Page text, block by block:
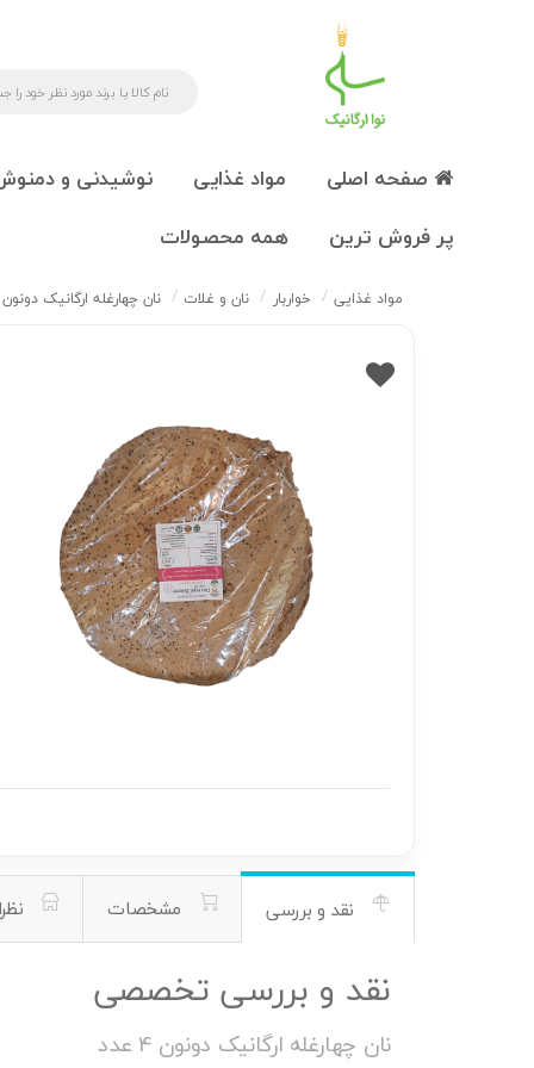
صفحه اصلی مواد غذایی نوشیدنی و
پر فروش ترین
همه محصولات
مواد غذایی خواربار نان و غلات نان چهارغله ارگانیک دونون 4 عدد
نقد و بررسی مشخصات
نقد و بررسی تخصصی
نان چهارغله ارگانیک دونون 4 عدد